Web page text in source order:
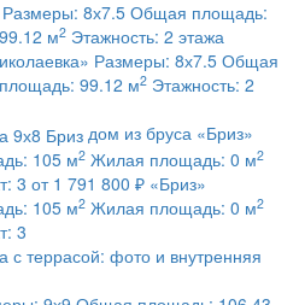
Размеры: 8х7.5 Общая площадь:
99.12 м2 Этажность: 2 этажа
Размеры: 8х7.5 Общая
99.12 м2 Этажность: 2
дом из бруса «Бриз»
105 м2 Жилая площадь: 0 м2
3 от 1 791 800 ₽ «Бриз»
105 м2 Жилая площадь: 0 м2
3